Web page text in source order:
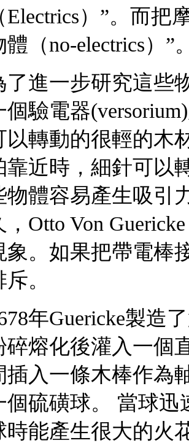
Electrics）”。而
體（no-electrics）”
了進一步研究這些
個驗電器
以轉動的很輕的木
靠近時，細針可以
物體容易產生吸引
，Otto Von
象。如果把帶電棒
。
年Guericke製造
碎熔化後灌入一個
插入一條木棒作為
個硫磺球。 當球
時能產生很大的火